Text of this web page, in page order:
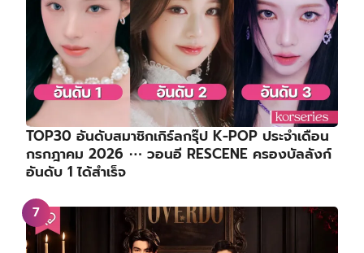
TOP30 อันดับสมาชิกเกิร์ลกรุ๊ป K-POP ประจำเดือน
กรกฎาคม 2026 ⋯ วอนอี RESCENE ครองบัลลังก์
อันดับ 1 ได้สำเร็จ